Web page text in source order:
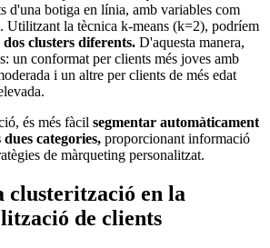
d'una botiga en línia, amb variables com
Utilitzant la tècnica k-means (k=2), podríem
clusters diferents. D'aquesta manera,
un conformat per clients més joves amb
i un altre per clients de més edat
és més fàcil segmentar automàticament
dues categories, proporcionant informació
de màrqueting personalitzat.
clusterització en la
de clients